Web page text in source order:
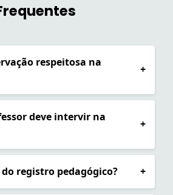
respeitosa na
+
deve intervir na
+
registro pedagógico? +